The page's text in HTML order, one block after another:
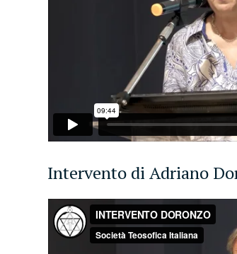
Intervento di Adriano